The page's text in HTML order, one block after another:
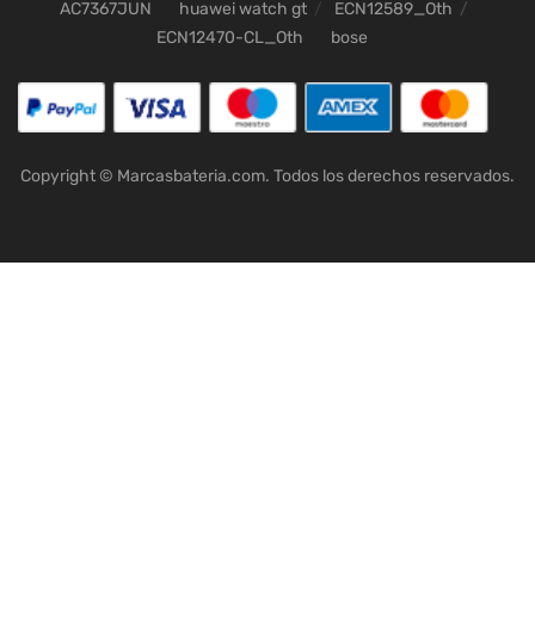
AC7367JUN
huawei watch gt
ECN12589_Oth
ECN12470-CL_Oth
bose
Copyright © Marcasbateria.com. Todos los derechos reservados.